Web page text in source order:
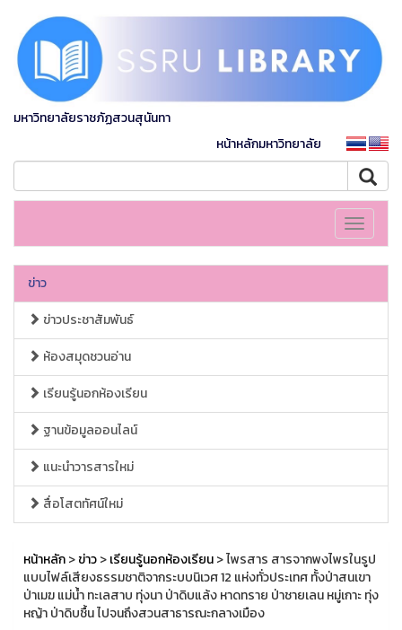
มหาวิทยาลัยราชภัฏสวนสุนันทา
หน้าหลักมหาวิทยาลัย
Toggle
ข่าว
ข่าวประชาสัมพันธ์
ห้องสมุดชวนอ่าน
เรียนรู้นอกห้องเรียน
ฐานข้อมูลออนไลน์
แนะนำวารสารใหม่
สื่อโสตทัศน์ใหม่
หน้าหลัก>ข่าว>เรียนรู้นอกห้องเรียน> ไพรสาร สารจากพงไพรในรูป
แบบไฟล์เสียงธรรมชาติจากระบบนิเวศ 12 แห่งทั่วประเทศ ทั้งป่าสนเขา
ป่าเมฆ แม่น้ำ ทะเลสาบ ทุ่งนา ป่าดิบแล้ง หาดทราย ป่าชายเลน หมู่เกาะ ทุ่ง
หญ้า ป่าดิบชื้น ไปจนถึงสวนสาธารณะกลางเมือง